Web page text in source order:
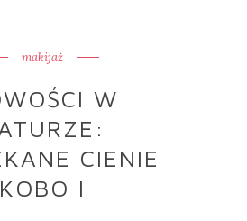
makijaż
W
CIENIE
KOBO I